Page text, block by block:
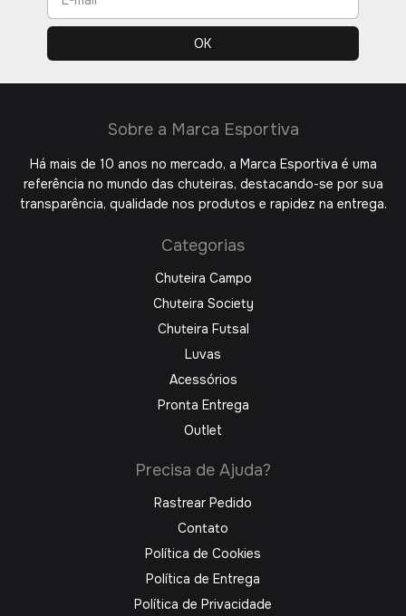
Sobre a Marca Esportiva
Há mais de 10 anos no mercado, a Marca Esportiva é uma
referência no mundo das chuteiras, destacando-se por sua
transparência, qualidade nos produtos e rapidez na entrega.
Categorias
Chuteira Campo
Chuteira Society
Chuteira Futsal
Luvas
Acessórios
Pronta Entrega
Outlet
Precisa de Ajuda?
Rastrear Pedido
Contato
Política de Cookies
Política de Entrega
Política de Privacidade